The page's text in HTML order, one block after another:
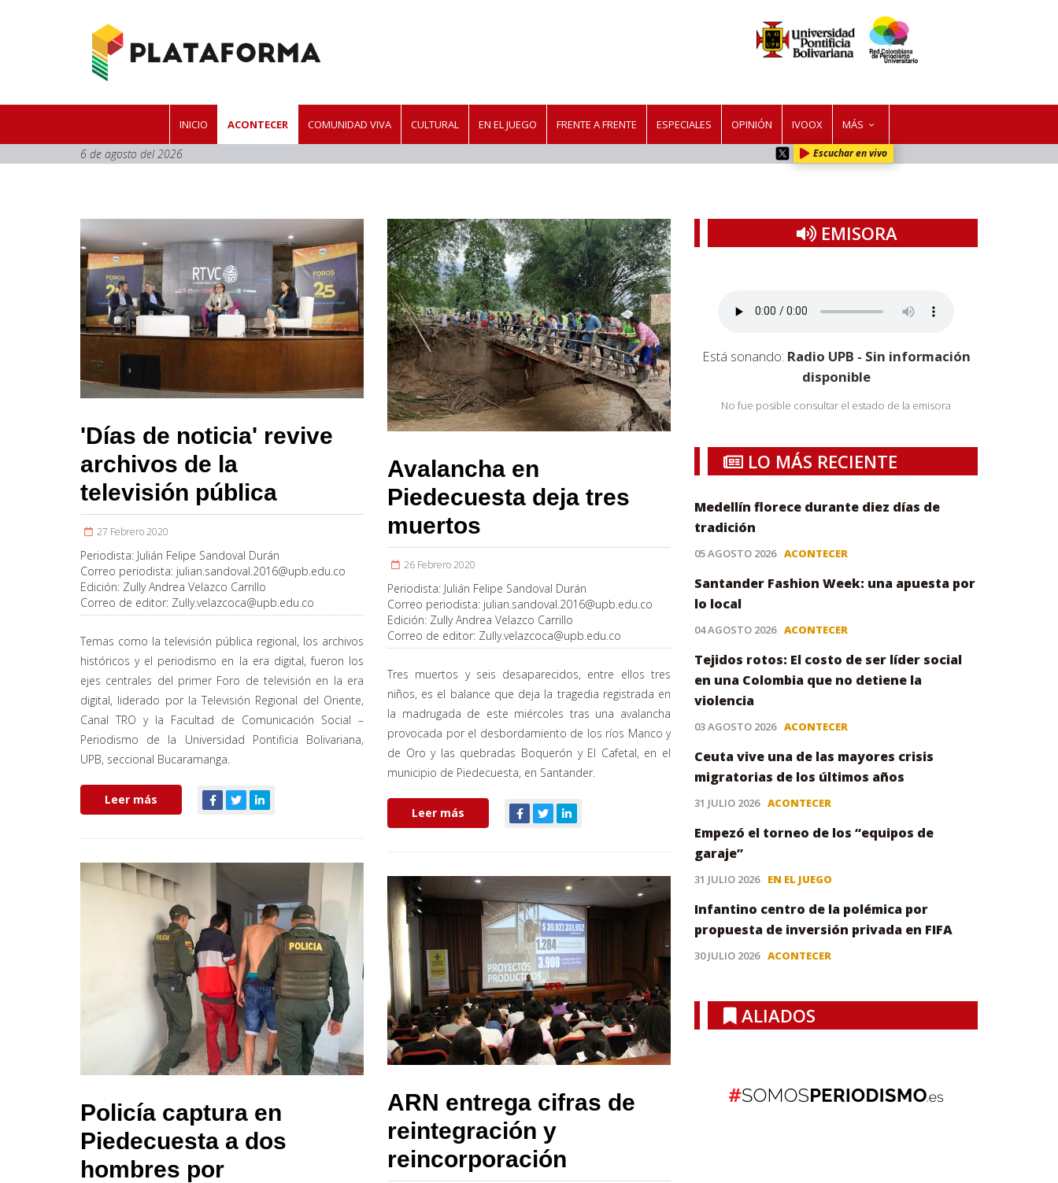
INICIO ACONTECER COMUNIDAD VIVA CULTURAL EN EL JUEGO FRENTE A FRENTE ESPECIALES OPINIÓN IVOOX MÁS
6 de agosto del 2026 Escuchar en vivo
'Días de noticia' revive
archivos de la
televisión pública
27 Febrero 2020
Periodista: Julián Felipe Sandoval Durán
Correo periodista: julian.sandoval.2016@upb.edu.co
Edición: Zully Andrea Velazco Carrillo
Correo de editor: Zully.velazcoca@upb.edu.co
Temas como la televisión pública regional, los archivos
históricos y el periodismo en la era digital, fueron los
ejes centrales del primer Foro de televisión en la era
digital, liderado por la Televisión Regional del Oriente,
Canal TRO y la Facultad de Comunicación Social –
Periodismo de la Universidad Pontificia Bolivariana,
UPB, seccional Bucaramanga.
Leer más
Avalancha en
Piedecuesta deja tres
muertos
26 Febrero 2020
Periodista: Julián Felipe Sandoval Durán
Correo periodista: julian.sandoval.2016@upb.edu.co
Edición: Zully Andrea Velazco Carrillo
Correo de editor: Zully.velazcoca@upb.edu.co
Tres muertos y seis desaparecidos, entre ellos tres
niños, es el balance que deja la tragedia registrada en
la madrugada de este miércoles tras una avalancha
provocada por el desbordamiento de los ríos Manco y
de Oro y las quebradas Boquerón y El Cafetal, en el
municipio de Piedecuesta, en Santander.
Leer más
Policía captura en
Piedecuesta a dos
hombres por
ARN entrega cifras de
reintegración y
reincorporación
EMISORA
Está sonando: Radio UPB - Sin información
disponible
No fue posible consultar el estado de la emisora
LO MÁS RECIENTE
Medellín florece durante diez días de
tradición
05 AGOSTO 2026 ACONTECER
Santander Fashion Week: una apuesta por
lo local
04 AGOSTO 2026 ACONTECER
Tejidos rotos: El costo de ser líder social
en una Colombia que no detiene la
violencia
03 AGOSTO 2026 ACONTECER
Ceuta vive una de las mayores crisis
migratorias de los últimos años
31 JULIO 2026 ACONTECER
Empezó el torneo de los “equipos de
garaje”
31 JULIO 2026 EN EL JUEGO
Infantino centro de la polémica por
propuesta de inversión privada en FIFA
30 JULIO 2026 ACONTECER
ALIADOS